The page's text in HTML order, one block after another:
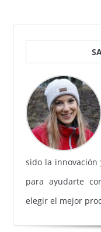
sido la innovación
para ayudarte
elegir el mejor